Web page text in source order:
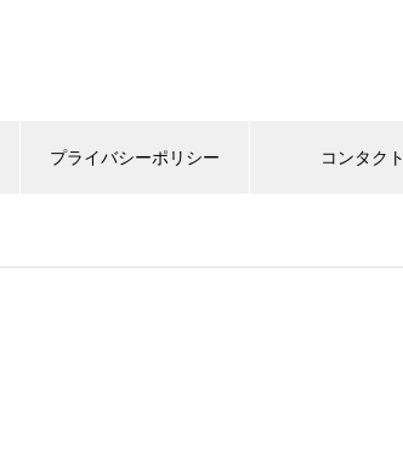
プライバシーポリシー コンタクト